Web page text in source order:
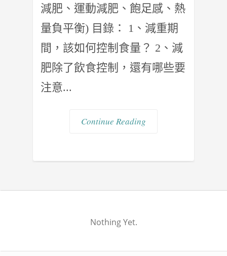
減肥、運動減肥、飽足感、熱
量負平衡) 目錄： 1、減重期
間，該如何控制食量？ 2、減
肥除了飲食控制，還有哪些要
注意...
Continue Reading
Nothing Yet.